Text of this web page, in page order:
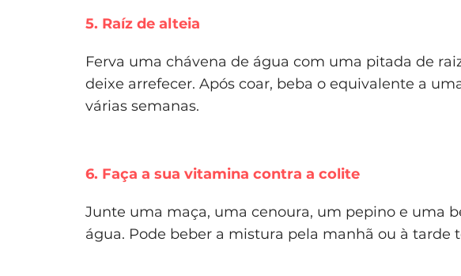
5. Raíz de alteia
Ferva uma chávena de água com uma pitada de
deixe arrefecer. Após coar, beba o equivalente a
várias semanas.
6. Faça a sua vitamina contra a colite
Junte uma maça, uma cenoura, um pepino e uma
água. Pode beber a mistura pela manhã ou à tarde